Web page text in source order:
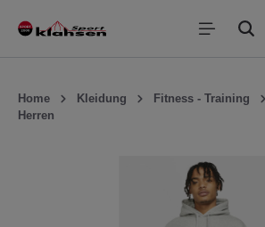
springen
Home Kleidung Fitness - Training
Herren